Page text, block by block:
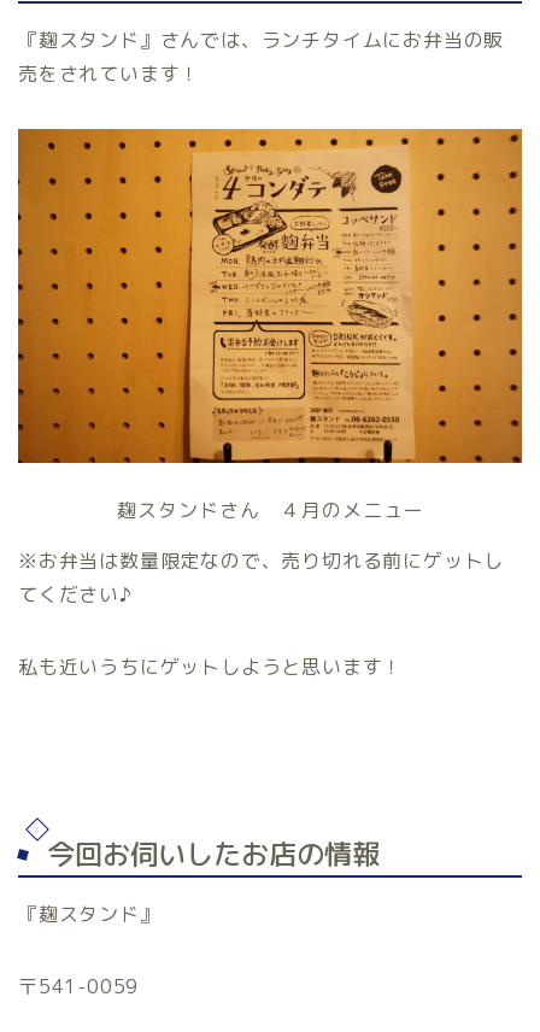
『麹スタンド』さんでは、ランチタイムにお弁当の販
売をされています！
麹スタンドさん ４月のメニュー
※お弁当は数量限定なので、売り切れる前にゲットし
てください♪
私も近いうちにゲットしようと思います！
今回お伺いしたお店の情報
『麹スタンド』
〒541-0059